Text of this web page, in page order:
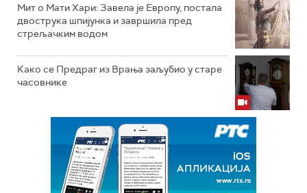
Мит о Мати Хари: Завела је Европу, постала
двострука шпијунка и завршила пред
стрељачким водом
Како се Предраг из Врања заљубио у старе
часовнике